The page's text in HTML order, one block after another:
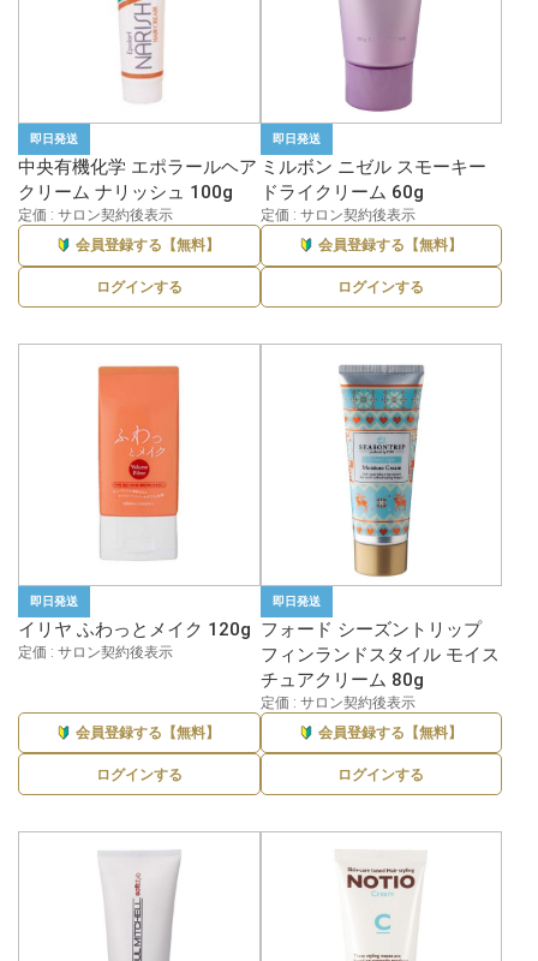
即日発送
中央有機化学 エポラールヘア
クリーム ナリッシュ 100g
定価 : サロン契約後表示
会員登録する【無料】
ログインする
即日発送
ミルボン ニゼル スモーキー
ドライクリーム 60g
定価 : サロン契約後表示
会員登録する【無料】
ログインする
即日発送
イリヤ ふわっとメイク 120g
定価 : サロン契約後表示
会員登録する【無料】
ログインする
即日発送
フォード シーズントリップ
フィンランドスタイル モイス
チュアクリーム 80g
定価 : サロン契約後表示
会員登録する【無料】
ログインする